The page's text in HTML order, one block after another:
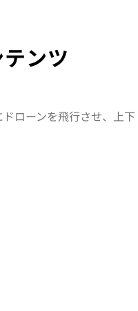
ンツ
ローンを飛行させ、上